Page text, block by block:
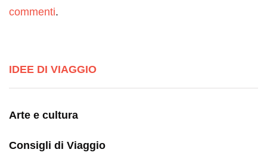
commenti.
IDEE DI VIAGGIO
Arte e cultura
Consigli di Viaggio